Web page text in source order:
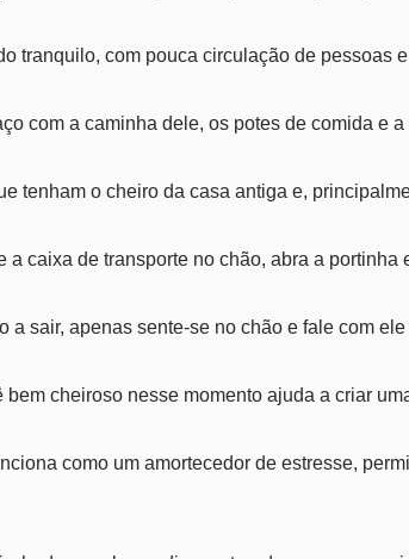
tranquilo, com pouca circulação de pessoas
com a caminha dele, os potes de comida e a
tenham o cheiro da casa antiga e,
a caixa de transporte no chão, abra a portinha
a sair, apenas sente-se no chão e fale com
bem cheiroso nesse momento ajuda a criar
como um amortecedor de estresse,